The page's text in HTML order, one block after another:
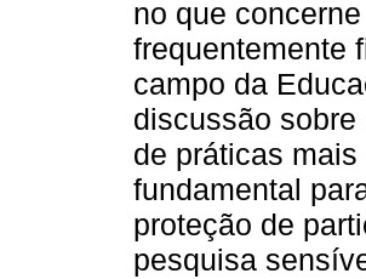
no que
frequentemente
campo da
discussão
de práticas
fundamental
proteção de
pesquisa